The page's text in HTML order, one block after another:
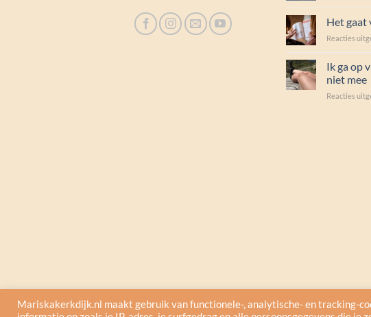
Het gaat
Reacties
Ik ga op
niet mee
Reacties
Mariskakerkdijk.nl maakt gebruik van functionele-, analytische- en tracking-